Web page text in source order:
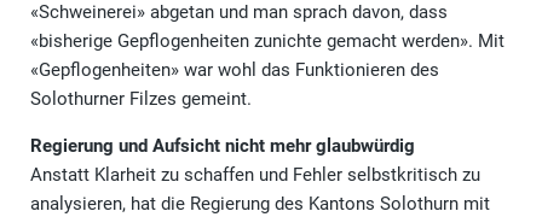
«Schweinerei» abgetan und man sprach davon, dass
«bisherige Gepflogenheiten zunichte gemacht werden». Mit
«Gepflogenheiten» war wohl das Funktionieren des
Solothurner Filzes gemeint.
Regierung und Aufsicht nicht mehr glaubwürdig
Anstatt Klarheit zu schaffen und Fehler selbstkritisch zu
analysieren, hat die Regierung des Kantons Solothurn mit